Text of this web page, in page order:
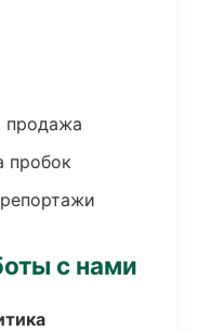
продажа
пробок
с нами